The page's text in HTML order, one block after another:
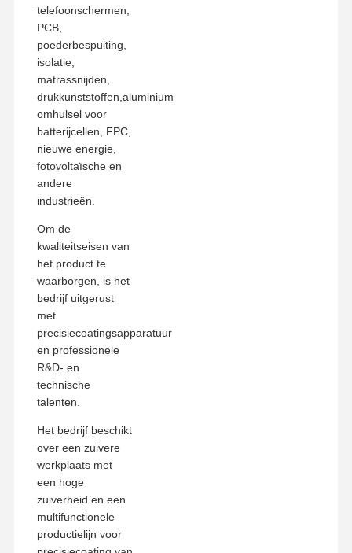
telefoonschermen,
PCB,
poederbespuiting,
isolatie,
matrassnijden,
drukkunststoffen,aluminium
omhulsel voor
batterijcellen, FPC,
nieuwe energie,
fotovoltaïsche en
andere
industrieën.
Om de
kwaliteitseisen van
het product te
waarborgen, is het
bedrijf uitgerust
met
precisiecoatingsapparatuur
en professionele
R&D- en
technische
talenten.
Het bedrijf beschikt
over een zuivere
werkplaats met
een hoge
zuiverheid en een
multifunctionele
productielijn voor